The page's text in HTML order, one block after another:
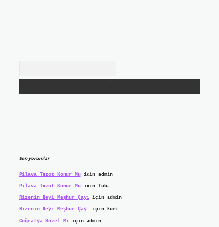
Son yorumlar
Pilava Tuzot Konur Muiçin admin
Pilava Tuzot Konur Muiçin Tuba
Rizenin Neyi Meşhur Çayıiçin admin
Rizenin Neyi Meşhur Çayıiçin Kurt
Coğrafya Sözel Miiçin admin